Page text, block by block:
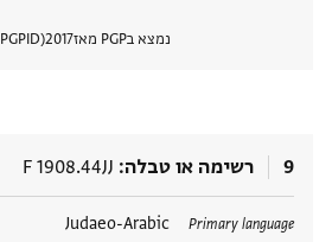
נמצא בPGP מאז 2017
PGPID
9 רשימה או טבלה F 1908.44JJ
Primary language
Judaeo-Arabic תגים